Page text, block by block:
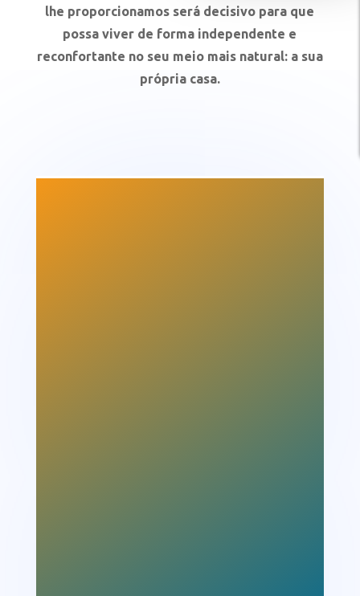
lhe proporcionamos será decisivo para que
possa viver de forma independente e
reconfortante no seu meio mais natural: a sua
própria casa.